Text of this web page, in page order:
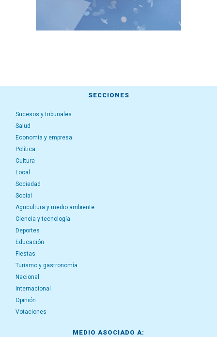
SECCIONES
Sucesos y tribunales
Salud
Economía y empresa
Política
Cultura
Local
Sociedad
Social
Agricultura y medio ambiente
Ciencia y tecnología
Deportes
Educación
Fiestas
Turismo y gastronomía
Nacional
Internacional
Opinión
Votaciones
MEDIO ASOCIADO A: